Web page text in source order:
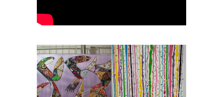
Nº 13 FORMAS
2019, Pintura, Premiados 2019
Nº 29 PLUJA DE
COLOR
2019, Pintura, Premiados 2019